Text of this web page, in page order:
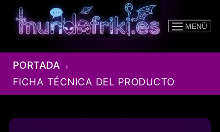
contenido
MENÚ
PORTADA
FICHA TÉCNICA DEL PRODUCTO